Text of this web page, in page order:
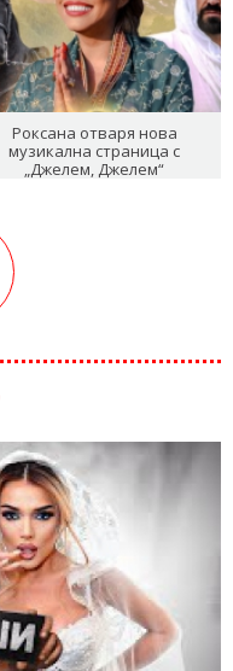
Роксана отваря нова
музикална страница с
„Джелем, Джелем“